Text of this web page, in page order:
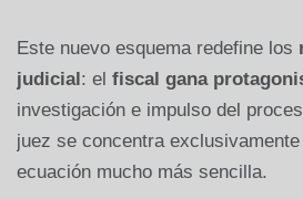
Este nuevo esquema redefine los
judicial : el fiscal gana
investigación e impulso del
juez se concentra
ecuación mucho más sencilla.